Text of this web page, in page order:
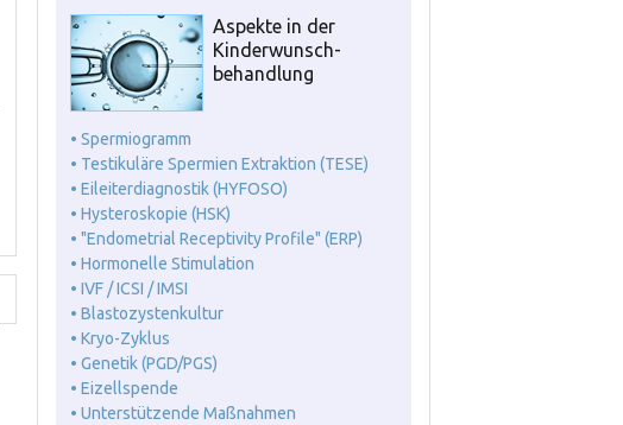
Aspekte in der
Kinderwunsch-
behandlung
• Spermiogramm
• Testikuläre Spermien Extraktion (TESE)
• Eileiterdiagnostik (HYFOSO)
• Hysteroskopie (HSK)
• "Endometrial Receptivity Profile" (ERP)
• Hormonelle Stimulation
• IVF / ICSI / IMSI
• Blastozystenkultur
• Kryo-Zyklus
• Genetik (PGD/PGS)
• Eizellspende
• Unterstützende Maßnahmen